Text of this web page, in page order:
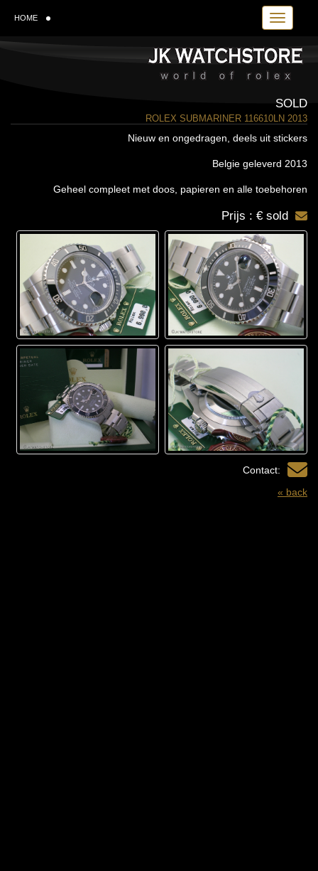
Toggle
HOME
SOLD
ROLEX SUBMARINER 116610LN 2013
Nieuw en ongedragen, deels uit stickers
Belgie geleverd 2013
Geheel compleet met doos, papieren en alle toebehoren
Prijs : € sold
Contact:
« back